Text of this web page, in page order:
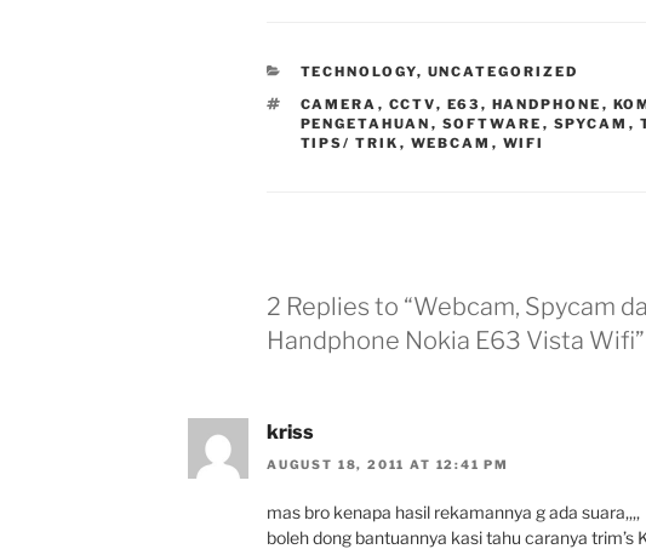
CATEGORIES
TECHNOLOGY, UNCATEGORIZED
TAGS
CAMERA , CCTV, E63 , HANDPHONE ,
PENGETAHUAN , SOFTWARE , SPYCAM ,
TIPS/ TRIK , WEBCAM , WIFI
2 Replies to “Webcam, Spycam
Handphone Nokia E63 Vista Wifi”
kriss
AUGUST 18, 2011 AT 12:41 PM
mas bro kenapa hasil rekamannya g ada suara,,,,
boleh dong bantuannya kasi tahu caranya trim’s